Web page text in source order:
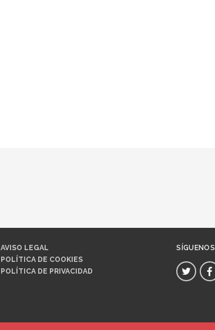
AVISO LEGAL
POLÍTICA DE COOKIES
POLÍTICA DE PRIVACIDAD
SÍGUENOS